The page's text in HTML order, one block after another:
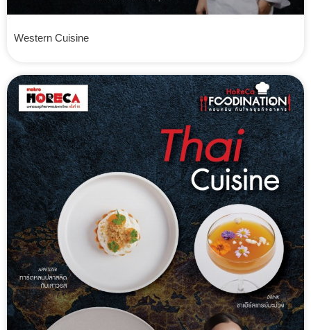
Western Cuisine